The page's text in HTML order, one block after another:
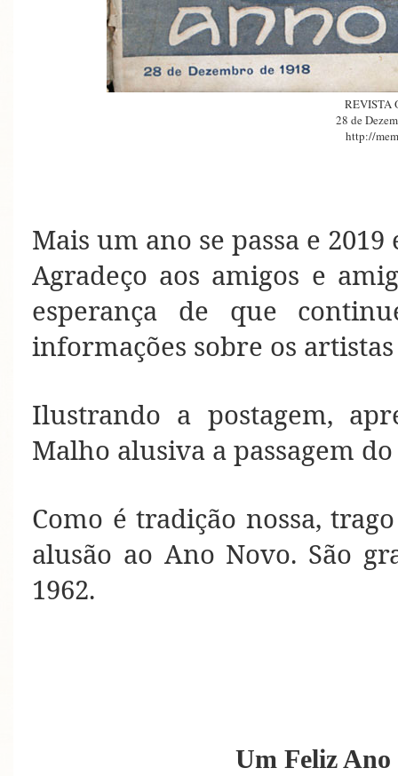
REVISTA
28 de
http://
Mais um ano se passa e
Agradeço aos amigos e
esperança de que
informações sobre os
Ilustrando a postagem,
Malho alusiva a passagem
Como é tradição nossa,
alusão ao Ano Novo. São
1962.
Um Feliz